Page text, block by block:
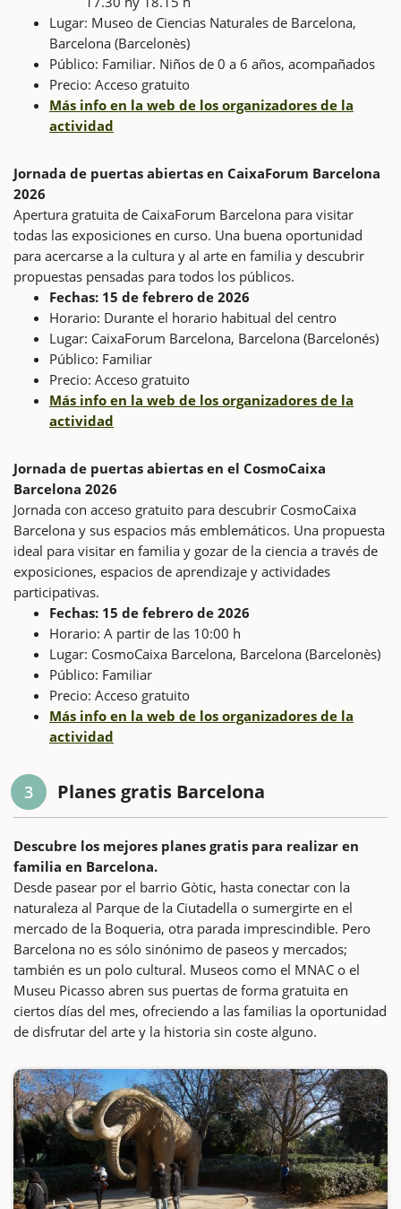
Lugar: Museo de Ciencias Naturales de Barcelona,
Barcelona (Barcelonès)
Público: Familiar. Niños de 0 a 6 años, acompañados
Precio: Acceso gratuito
Más info en la web de los organizadores de la
actividad
Jornada de puertas abiertas en CaixaForum Barcelona
2026
Apertura gratuita de CaixaForum Barcelona para visitar
todas las exposiciones en curso. Una buena oportunidad
para acercarse a la cultura y al arte en familia y descubrir
propuestas pensadas para todos los públicos.
Fechas: 15 de febrero de 2026
Horario: Durante el horario habitual del centro
Lugar: CaixaForum Barcelona, Barcelona (Barcelonés)
Público: Familiar
Precio: Acceso gratuito
Más info en la web de los organizadores de la
actividad
Jornada de puertas abiertas en el CosmoCaixa
Barcelona 2026
Jornada con acceso gratuito para descubrir CosmoCaixa
Barcelona y sus espacios más emblemáticos. Una propuesta
ideal para visitar en familia y gozar de la ciencia a través de
exposiciones, espacios de aprendizaje y actividades
participativas.
Fechas: 15 de febrero de 2026
Horario: A partir de las 10:00 h
Lugar: CosmoCaixa Barcelona, Barcelona (Barcelonès)
Público: Familiar
Precio: Acceso gratuito
Más info en la web de los organizadores de la
actividad
3 Planes gratis Barcelona
Descubre los mejores planes gratis para realizar en
familia en Barcelona.
Desde pasear por el barrio Gòtic, hasta conectar con la
naturaleza al Parque de la Ciutadella o sumergirte en el
mercado de la Boqueria, otra parada imprescindible. Pero
Barcelona no es sólo sinónimo de paseos y mercados;
también es un polo cultural. Museos como el MNAC o el
Museu Picasso abren sus puertas de forma gratuita en
ciertos días del mes, ofreciendo a las familias la oportunidad
de disfrutar del arte y la historia sin coste alguno.